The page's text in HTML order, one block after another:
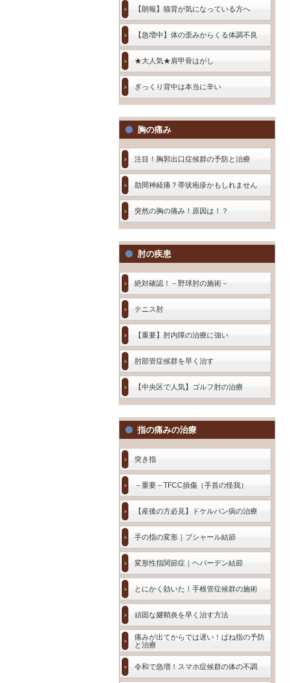
【朗報】猫背が気になっている方へ
【急増中】体の歪みからくる体調不良
★大人気★肩甲骨はがし
ぎっくり背中は本当に辛い
胸の痛み
注目！胸郭出口症候群の予防と治療
肋間神経痛？帯状疱疹かもしれません
突然の胸の痛み！原因は！？
肘の疾患
絶対確認！－野球肘の施術－
テニス肘
【重要】肘内障の治療に強い
肘部管症候群を早く治す
【中央区で人気】ゴルフ肘の治療
指の痛みの治療
突き指
－重要－TFCC損傷（手首の怪我）
【産後の方必見】ドケルバン病の治療
手の指の変形｜ブシャール結節
変形性指関節症｜ヘバーデン結節
とにかく効いた！手根管症候群の施術
頑固な腱鞘炎を早く治す方法
痛みが出てからでは遅い！ばね指の予防
と治療
令和で急増！スマホ症候群の体の不調